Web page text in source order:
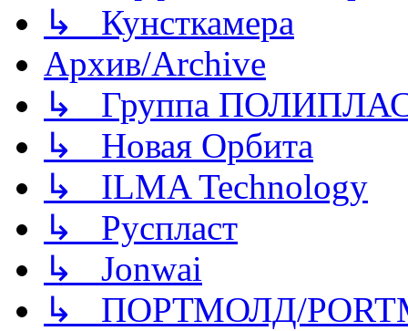
↳ Кунсткамера
Архив/Archive
↳ Группа
↳ Новая Орбита
↳ ILMA Technology
↳ Руспласт
↳ Jonwai
↳ ПОРТМОЛД/